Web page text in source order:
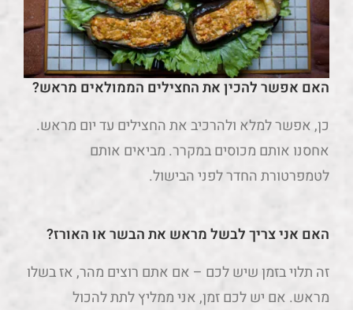
האם אפשר להכין את החצילים הממולאים מראש?
כן, אפשר למלא ולהרכיב את החצילים עד יום מראש.
אחסנו אותם מכוסים במקרר. מביאים אותם
לטמפרטורת החדר לפני הבישול.
האם אני צריך לבשל מראש את הבשר או האורז?
זה תלוי בזמן שיש לכם – אם אתם רוצים מהר, אז בשלו
מראש. אם יש לכם זמן, אני ממליץ לתת להכול